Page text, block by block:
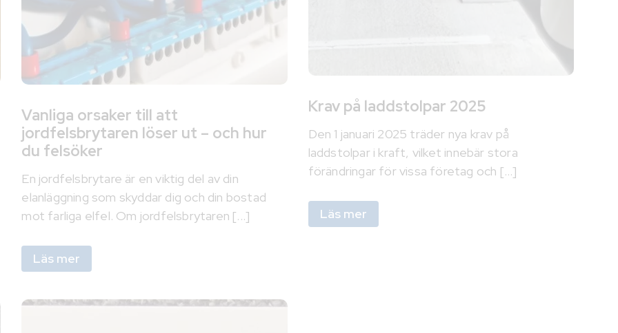
Vanliga orsaker till att
jordfelsbrytaren löser ut – och hur
du felsöker
En jordfelsbrytare är en viktig del av din
elanläggning som skyddar dig och din bostad
mot farliga elfel. Om jordfelsbrytaren [...]
Läs mer
Krav på laddstolpar 2025
Den 1 januari 2025 träder nya krav på
laddstolpar i kraft, vilket innebär stora
förändringar för vissa företag och [...]
Läs mer